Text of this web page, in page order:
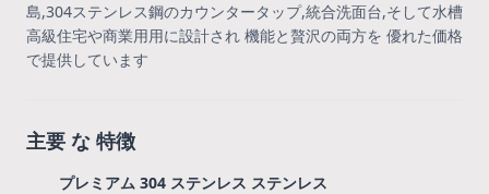
島,304ステンレス鋼のカウンタータップ,統合洗面台,そして水槽
高級住宅や商業用用に設計され 機能と贅沢の両方を 優れた価格
で提供しています
主要 な 特徴
プレミアム 304 ステンレス ステンレス